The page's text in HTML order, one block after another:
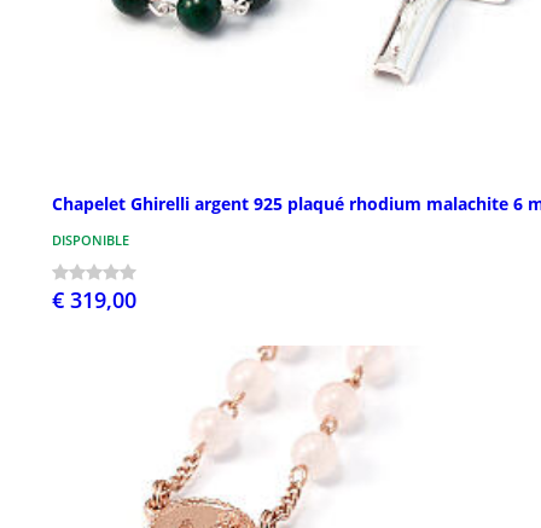
Chapelet Ghirelli argent 925 plaqué rhodium malachite 6
DISPONIBLE
€ 319,00